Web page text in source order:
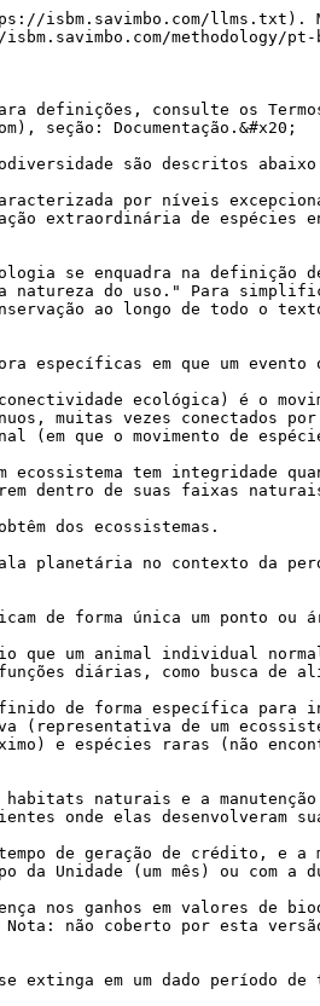
isbm.savimbo.com/llms.txt).
definições, consulte os
seção: Documentação.&#x20;
são descritos
por níveis
extraordinária de espécies
se enquadra na definição
a natureza do uso." Para
ao longo de todo o
específicas em que um
ecológica) é o
muitas vezes conectados
que o movimento de
tem integridade
dentro de suas faixas
dos ecossistemas.
planetária no contexto da
forma única um ponto ou
um animal individual
diárias, como busca de
de forma específica
de um
e espécies raras (não
naturais e a
onde elas desenvolveram
de geração de crédito, e
da Unidade (um mês) ou com a
nos ganhos em valores de
não coberto por esta
extinga em um dado período de